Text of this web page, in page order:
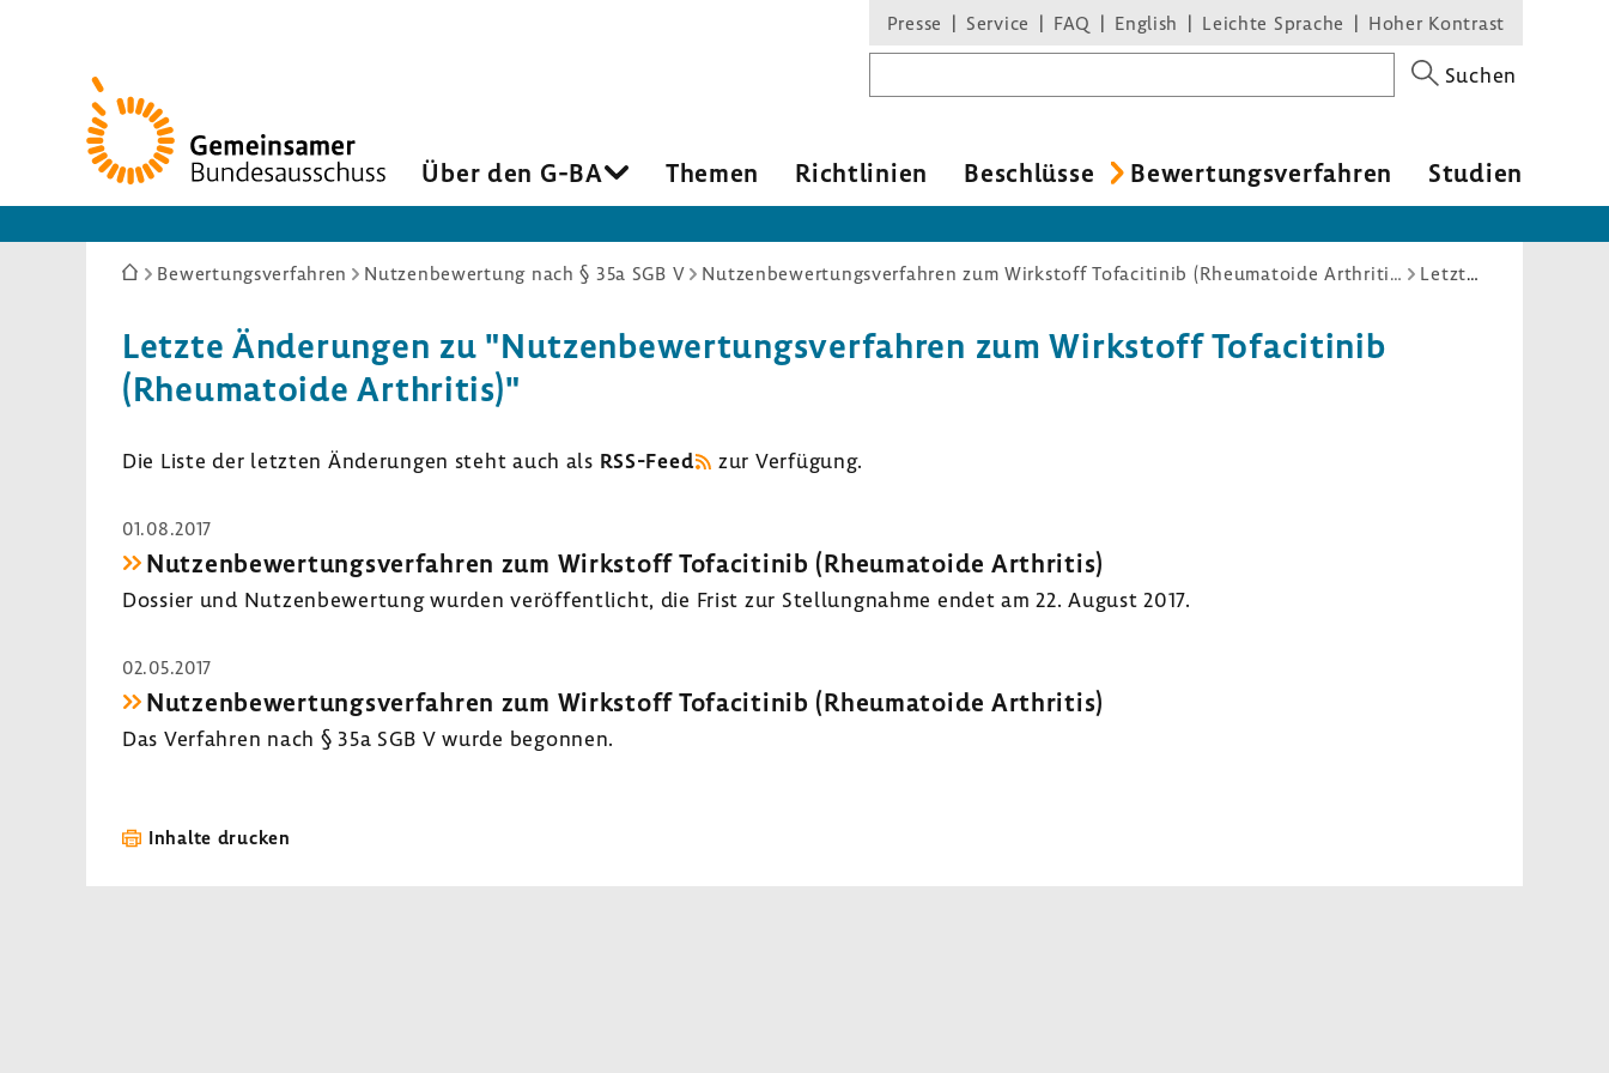
Zur
Startseite
Presse Service FAQ English Leichte Sprache Hoher Kontrast
Suchen
Über den G-BA Themen Richt­li­nien Beschlüsse Bewer­tungs­ver­fahren Studien
Sie
hier:
Bewertungsverfahren Nutzenbewertung nach § 35a SGB V Nutzenbewertungsverfahren zum Wirkstoff Tofacitinib (Rheumatoide Arthritis) Letzte Änderungen
Letzte Ände­rungen zu "Nutzen­be­wer­tungs­ver­fahren zum Wirk­stoff Tofa­ci­tinib
(Rheu­ma­toide Arthritis)"
Die Liste der letzten Ände­rungen steht auch als RSS-​Feed zur Verfü­gung.
01.08.2017
Nutzen­be­wer­tungs­ver­fahren zum Wirk­stoff Tofa­ci­tinib (Rheu­ma­toide Arthritis)
Dossier und Nutzen­be­wer­tung wurden veröf­fent­licht, die Frist zur Stel­lung­nahme endet am 22. August 2017.
02.05.2017
Nutzen­be­wer­tungs­ver­fahren zum Wirk­stoff Tofa­ci­tinib (Rheu­ma­toide Arthritis)
Das Verfahren nach § 35a SGB V wurde begonnen.
Inhalte drucken